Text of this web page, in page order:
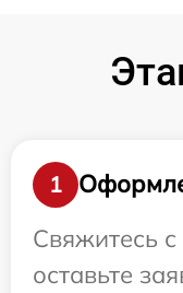
1
Свяжитесь
оставьте